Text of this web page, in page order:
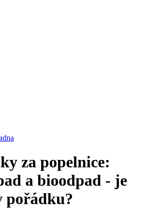
za popelnice:
a bioodpad - je
pořádku?